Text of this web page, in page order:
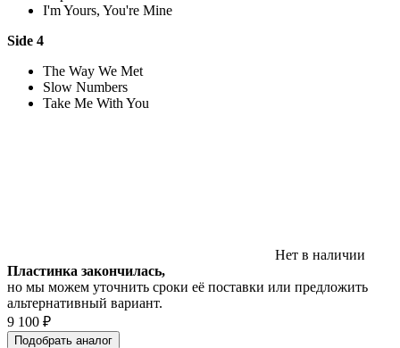
I'm Yours, You're Mine
Side 4
The Way We Met
Slow Numbers
Take Me With You
Нет в наличии
Пластинка закончилась,
но мы можем уточнить сроки её поставки или предложить
альтернативный вариант.
9 100 ₽
Подобрать аналог